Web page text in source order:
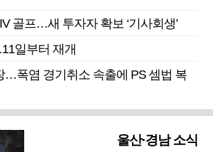
골프…새 투자자 확보 ‘기사회생’
일부터 재개
…폭염 경기취소 속출에 PS 셈법 복
울산·경남 소식